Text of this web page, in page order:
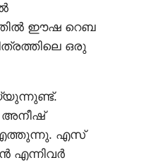
ഈഷ റെബ
ഒരു
അനീഷ്
എത്തുന്നു. എസ്
എന്നിവർ